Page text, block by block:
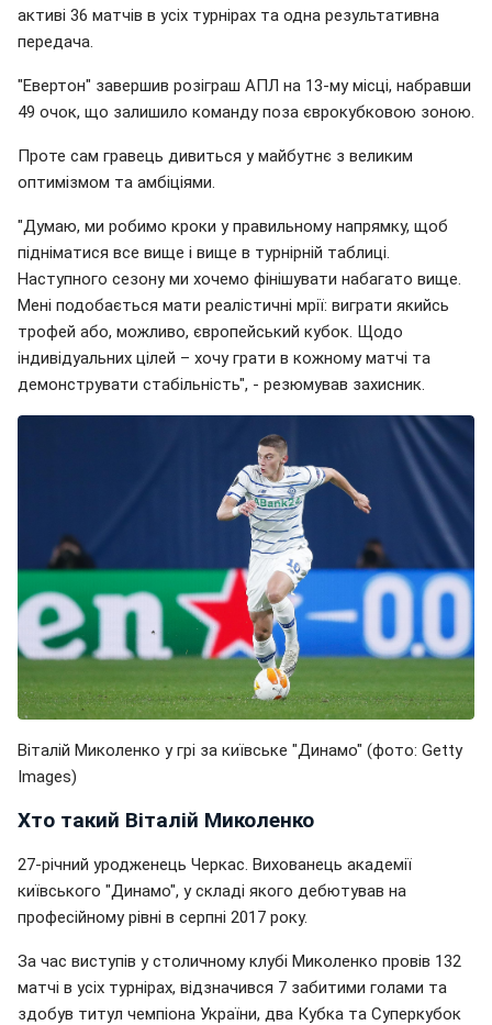
активі 36 матчів в усіх турнірах та одна результативна
передача.
"Евертон" завершив розіграш АПЛ на 13-му місці, набравши
49 очок, що залишило команду поза єврокубковою зоною.
Проте сам гравець дивиться у майбутнє з великим
оптимізмом та амбіціями.
"Думаю, ми робимо кроки у правильному напрямку, щоб
підніматися все вище і вище в турнірній таблиці.
Наступного сезону ми хочемо фінішувати набагато вище.
Мені подобається мати реалістичні мрії: виграти якийсь
трофей або, можливо, європейський кубок. Щодо
індивідуальних цілей – хочу грати в кожному матчі та
демонструвати стабільність", - резюмував захисник.
Віталій Миколенко у грі за київське "Динамо" (фото: Getty
Images)
Хто такий Віталій Миколенко
27-річний уродженець Черкас. Вихованець академії
київського "Динамо", у складі якого дебютував на
професійному рівні в серпні 2017 року.
За час виступів у столичному клубі Миколенко провів 132
матчі в усіх турнірах, відзначився 7 забитими голами та
здобув титул чемпіона України, два Кубка та Суперкубок